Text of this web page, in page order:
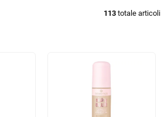
113 totale articoli